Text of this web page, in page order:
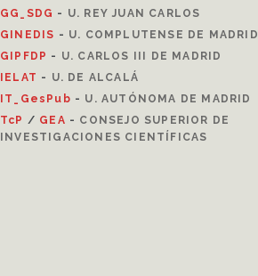
GG_SDG - U. REY JUAN CARLOS
GINEDIS - U. COMPLUTENSE DE MADRID
GIPFDP - U. CARLOS III DE MADRID
ELAT - U. DE ALCALÁ
IT_GesPub - U. AUTÓNOMA DE MADRID
TcP / GEA - CONSEJO SUPERIOR DE
INVESTIGACIONES CIENTÍFICAS